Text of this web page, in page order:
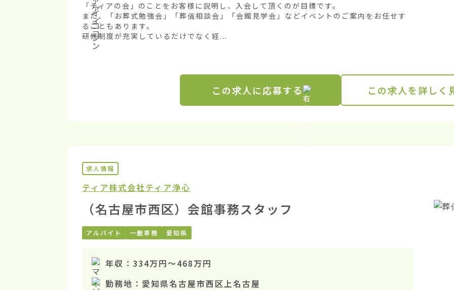
「ティアの会」のことをお客様に説明し、入会して頂くのが目標です。
また、「お葬式勉強会」「葬儀相談会」「会館見学会」などイベントのご案内をお任せす
ることもあります。
研修制度が充実しているだけでなく経...
この求人に応募する この求人を詳しく
求人情報
ティア株式会社ティア浄心
（名古屋市西区）会館事務スタッフ
アルバイト 一般事務 愛知県
年収： 334万円〜468万円
勤務地： 愛知県名古屋市西区上名古屋